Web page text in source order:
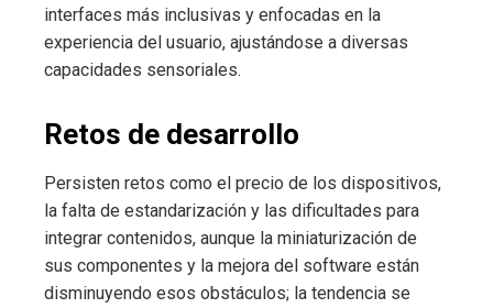
interfaces más inclusivas y enfocadas en la
experiencia del usuario, ajustándose a diversas
capacidades sensoriales.
Retos de desarrollo
Persisten retos como el precio de los dispositivos,
la falta de estandarización y las dificultades para
integrar contenidos, aunque la miniaturización de
sus componentes y la mejora del software están
disminuyendo esos obstáculos; la tendencia se